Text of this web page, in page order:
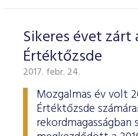
Sikeres évet zárt
Értéktőzsde
2017. febr. 24.
Mozgalmas év volt
Értéktőzsde